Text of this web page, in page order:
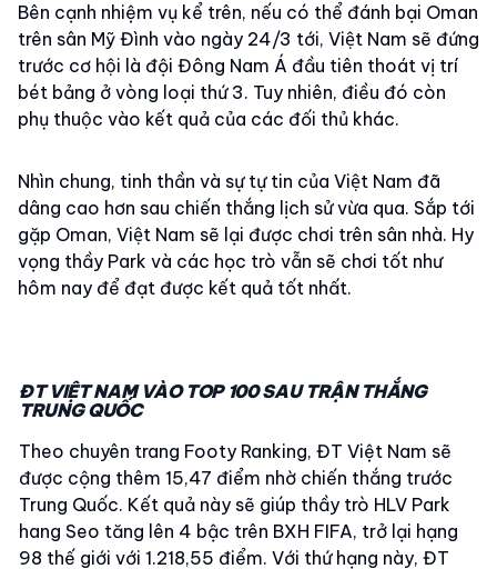
Bên cạnh nhiệm vụ kể trên, nếu có thể đánh bại Oman
trên sân Mỹ Đình vào ngày 24/3 tới, Việt Nam sẽ đứng
trước cơ hội là đội Đông Nam Á đầu tiên thoát vị trí
bét bảng ở vòng loại thứ 3. Tuy nhiên, điều đó còn
phụ thuộc vào kết quả của các đối thủ khác.
Nhìn chung, tinh thần và sự tự tin của Việt Nam đã
dâng cao hơn sau chiến thắng lịch sử vừa qua. Sắp tới
gặp Oman, Việt Nam sẽ lại được chơi trên sân nhà. Hy
vọng thầy Park và các học trò vẫn sẽ chơi tốt như
hôm nay để đạt được kết quả tốt nhất.
ĐT VIỆT NAM VÀO TOP 100 SAU TRẬN THẮNG
TRUNG QUỐC
Theo chuyên trang Footy Ranking, ĐT Việt Nam sẽ
được cộng thêm 15,47 điểm nhờ chiến thắng trước
Trung Quốc. Kết quả này sẽ giúp thầy trò HLV Park
hang Seo tăng lên 4 bậc trên BXH FIFA, trở lại hạng
98 thế giới với 1.218,55 điểm. Với thứ hạng này, ĐT